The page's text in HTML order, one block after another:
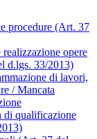
procedure (Art. 37
opere
d.lgs. 33/2013)
di lavori,
/ Mancata
di qualificazione